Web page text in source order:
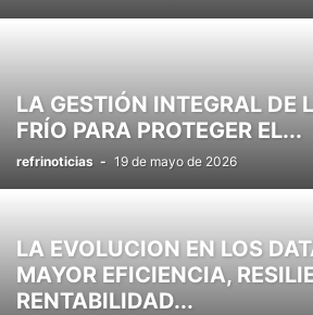
LA GESTIÓN INTEGRAL DE
FRÍO PARA PROTEGER EL...
refrinoticias - 19 de mayo de 2026
LA EVOLUCION EN LOS
MAYOR EFICIENCIA,
RENTABILIDAD...